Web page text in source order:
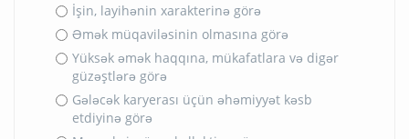
İşin, layihənin xarakterinə görə
Əmək müqaviləsinin olmasına görə
Yüksək əmək haqqına, mükafatlara və digər
güzəştlərə görə
Gələcək karyerası üçün əhəmiyyət kəsb
etdiyinə görə